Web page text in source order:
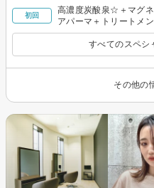
初回
高濃度炭酸泉☆＋マグ
アパーマ＋トリートメ
すべてのスペシ
その他の